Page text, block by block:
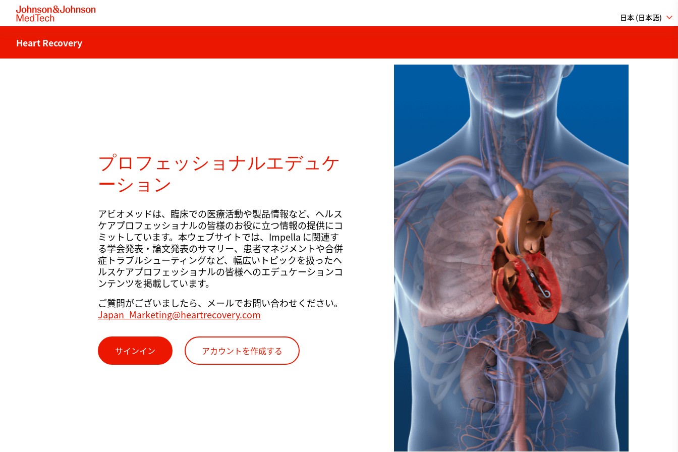
Heart Recovery
日本 (日本語)
プロフェッショナルエデュケ
ーション
アビオメッドは、臨床での医療活動や製品情報など、ヘルス
ケアプロフェッショナルの皆様のお役に立つ情報の提供にコ
ミットしています。本ウェブサイトでは、Impella に関連す
る学会発表・論文発表のサマリー、患者マネジメントや合併
症トラブルシューティングなど、幅広いトピックを扱ったヘ
ルスケアプロフェッショナルの皆様へのエデュケーションコ
ンテンツを掲載しています。
ご質問がございましたら、メールでお問い合わせください。
Japan_Marketing@heartrecovery.com